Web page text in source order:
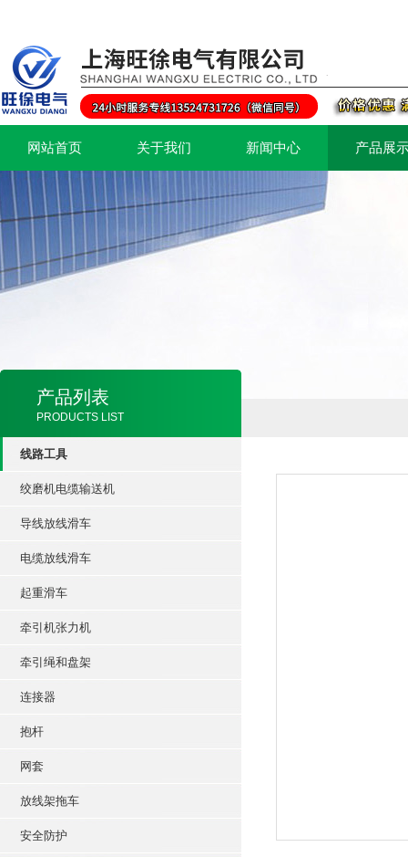
网站首页 关于我们 新闻中心 产品展
产品列表
PRODUCTS LIST
线路工具
绞磨机电缆输送机
导线放线滑车
电缆放线滑车
起重滑车
牵引机张力机
牵引绳和盘架
连接器
抱杆
网套
放线架拖车
安全防护